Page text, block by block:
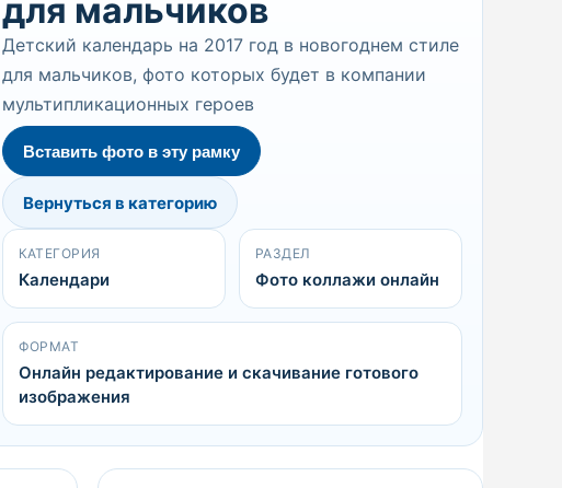
для мальчиков
Детский календарь на 2017 год в новогоднем стиле
для мальчиков, фото которых будет в компании
мультипликационных героев
Вставить фото в эту рамку
Вернуться в категорию
КАТЕГОРИЯ
Календари
РАЗДЕЛ
Фото коллажи онлайн
ФОРМАТ
Онлайн редактирование и скачивание готового
изображения